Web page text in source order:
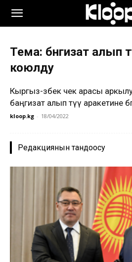
Тема: бнгизат алып
коюлду
Кыргыз-өзбек чек арасы
баңгизат алып өтүү аракетине
kloop.kg - 18/04/2022
Редакциянын тандоосу